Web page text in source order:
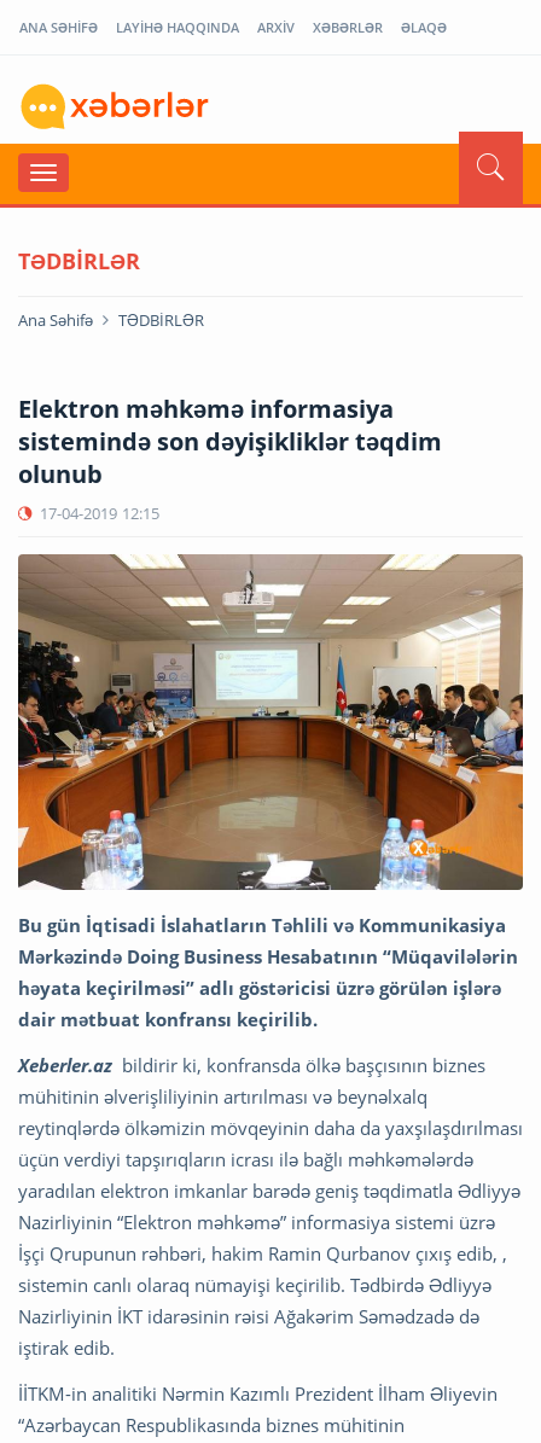
ANA SƏHİFƏ LAYİHƏ HAQQINDA ARXİV XƏBƏRLƏR ƏLAQƏ
TƏDBİRLƏR
Ana Səhifə TƏDBİRLƏR
Elektron məhkəmə informasiya
sistemində son dəyişikliklər təqdim
olunub
17-04-2019 12:15
Bu gün İqtisadi İslahatların Təhlili və Kommunikasiya
Mərkəzində Doing Business Hesabatının “Müqavilələrin
həyata keçirilməsi” adlı göstəricisi üzrə görülən işlərə
dair mətbuat konfransı keçirilib.
Xeberler.az bildirir ki, konfransda ölkə başçısının biznes
mühitinin əlverişliliyinin artırılması və beynəlxalq
reytinqlərdə ölkəmizin mövqeyinin daha da yaxşılaşdırılması
üçün verdiyi tapşırıqların icrası ilə bağlı məhkəmələrdə
yaradılan elektron imkanlar barədə geniş təqdimatla Ədliyyə
Nazirliyinin “Elektron məhkəmə” informasiya sistemi üzrə
İşçi Qrupunun rəhbəri, hakim Ramin Qurbanov çıxış edib, ,
sistemin canlı olaraq nümayişi keçirilib. Tədbirdə Ədliyyə
Nazirliyinin İKT idarəsinin rəisi Ağakərim Səmədzadə də
iştirak edib.
İİTKM-in analitiki Nərmin Kazımlı Prezident İlham Əliyevin
“Azərbaycan Respublikasında biznes mühitinin